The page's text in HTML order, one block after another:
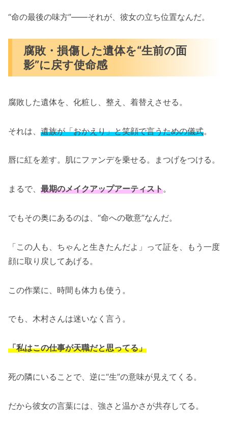
“命の最後の味方”――それが、彼女の立ち位置なんだ。
腐敗・損傷した遺体を“生前の面
影”に戻す使命感
腐敗した遺体を、化粧し、整え、着替えさせる。
それは、 遺族が「おかえり」と笑顔で言うための儀式。
唇に紅を差す。肌にファンデを乗せる。まつげをつける。
まるで、 最期のメイクアップアーティスト。
でもその奥にあるのは、“命への敬意”なんだ。
「この人も、ちゃんと生きたんだよ」って証を、もう一度
顔に取り戻してあげる。
この作業に、時間も体力も使う。
でも、木村さんは迷いなく言う。
「私はこの仕事が天職だと思ってる」
死の隣にいることで、逆に“生”の意味が見えてくる。
だから彼女の言葉には、強さと温かさが共存してる。